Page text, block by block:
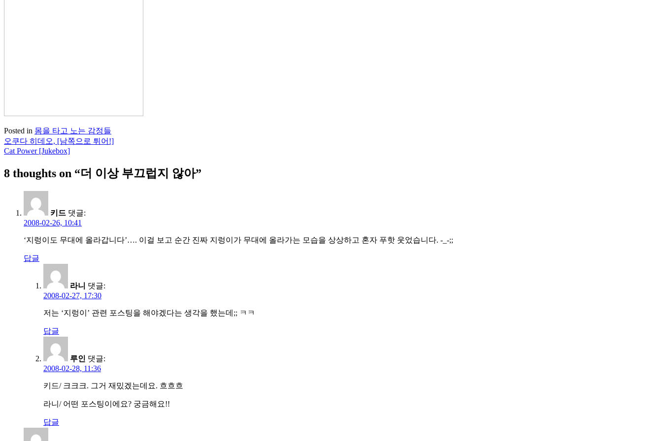
Posted in 몸을 타고 노는 감정들
글
색
오쿠다 히데오, [남쪽으로 튀어!]
Cat Power [Jukebox]
8 thoughts on “더 이상 부끄럽지 않아”
키드 댓글:
2008-02-26, 10:41
‘지렁이도 무대에 올라갑니다’…. 이걸 보고 순간 진짜 지렁이가 무대에 올라가는 모습을 상상하고 혼자 푸핫 웃었습니다. -_-;;
답글
라니 댓글:
2008-02-27, 17:30
저는 ‘지렁이’ 관련 포스팅을 해야겠다는 생각을 했는데;; ㅋㅋ
답글
루인 댓글:
2008-02-28, 11:36
키드/ 크크크. 그거 재밌겠는데요. 흐흐흐
라니/ 어떤 포스팅이에요? 궁금해요!!
답글